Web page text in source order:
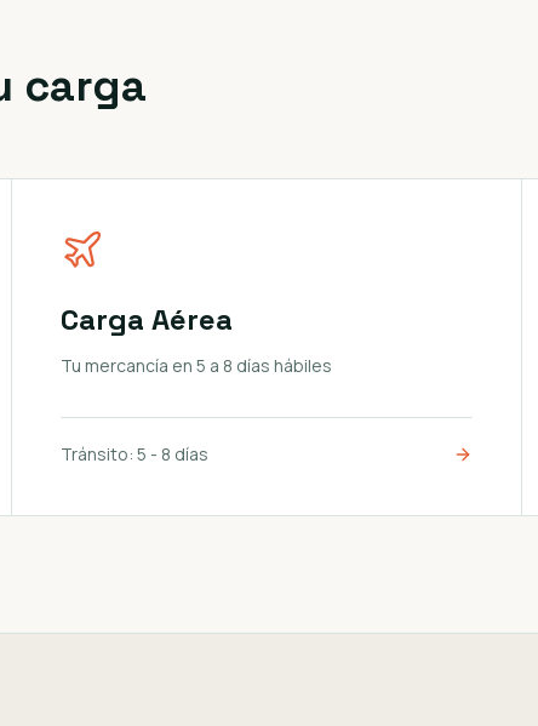
carga
Carga Aérea
Tu mercancía en 5 a 8 días hábiles
Tránsito: 5 - 8 días